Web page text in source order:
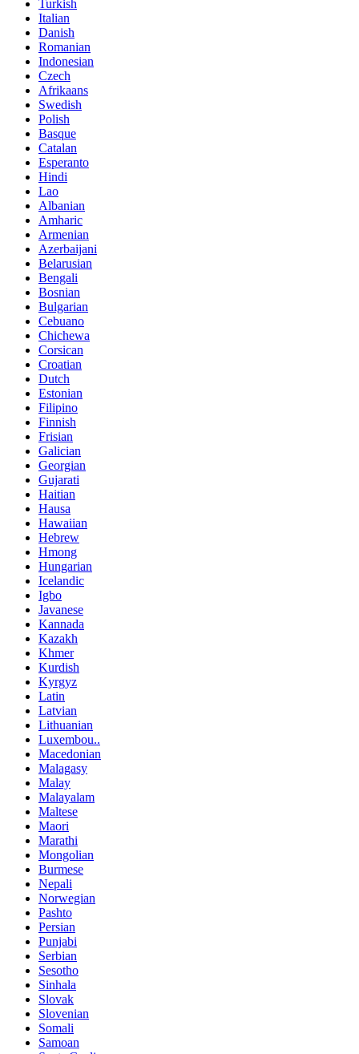
Turkish
Italian
Danish
Romanian
Indonesian
Czech
Afrikaans
Swedish
Polish
Basque
Catalan
Esperanto
Hindi
Lao
Albanian
Amharic
Armenian
Azerbaijani
Belarusian
Bengali
Bosnian
Bulgarian
Cebuano
Chichewa
Corsican
Croatian
Dutch
Estonian
Filipino
Finnish
Frisian
Galician
Georgian
Gujarati
Haitian
Hausa
Hawaiian
Hebrew
Hmong
Hungarian
Icelandic
Igbo
Javanese
Kannada
Kazakh
Khmer
Kurdish
Kyrgyz
Latin
Latvian
Lithuanian
Luxembou..
Macedonian
Malagasy
Malay
Malayalam
Maltese
Maori
Marathi
Mongolian
Burmese
Nepali
Norwegian
Pashto
Persian
Punjabi
Serbian
Sesotho
Sinhala
Slovak
Slovenian
Somali
Samoan